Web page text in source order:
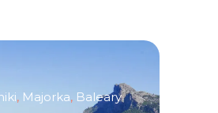
, Majorka, Baleary